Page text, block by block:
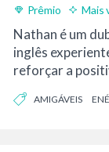
Prêmio Mais
Nathan é um
inglês
reforçar a
AMIGÁVEIS